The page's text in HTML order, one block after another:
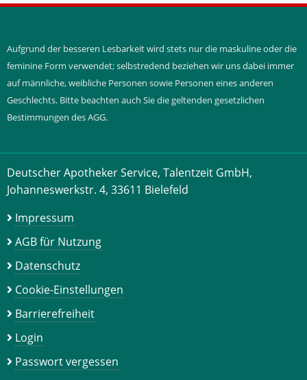
Aufgrund der besseren Lesbarkeit wird stets nur die maskuline oder die
feminine Form verwendet; selbstredend beziehen wir uns dabei immer
auf männliche, weibliche Personen sowie Personen eines anderen
Geschlechts. Bitte beachten auch Sie die geltenden gesetzlichen
Bestimmungen des AGG.
Deutscher Apotheker Service, Talentzeit GmbH,
Johanneswerkstr. 4, 33611 Bielefeld
Impressum
AGB für Nutzung
Datenschutz
Cookie-Einstellungen
Barrierefreiheit
Login
Passwort vergessen